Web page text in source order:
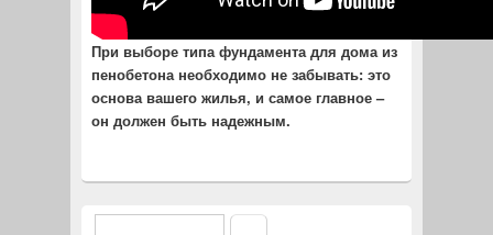
При выборе типа фундамента для дома из
пенобетона необходимо не забывать: это
основа вашего жилья, и самое главное –
он должен быть надежным.
Поиск